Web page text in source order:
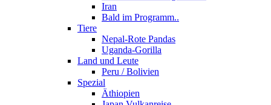
Iran
Bald im Programm..
Tiere
Nepal-Rote Pandas
Uganda-Gorilla
Land und Leute
Peru / Bolivien
Spezial
Äthiopien